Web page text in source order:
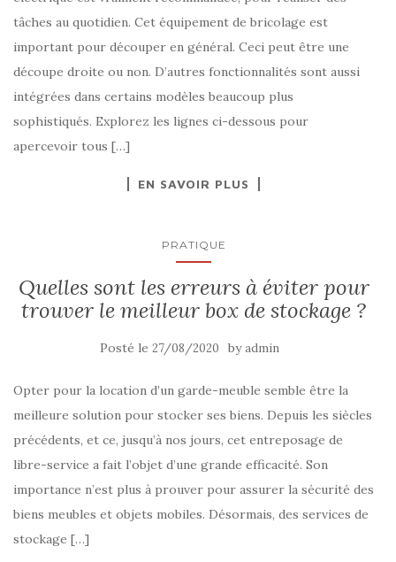
tâches au quotidien. Cet équipement de bricolage est
important pour découper en général. Ceci peut être une
découpe droite ou non. D’autres fonctionnalités sont aussi
intégrées dans certains modèles beaucoup plus
sophistiqués. Explorez les lignes ci-dessous pour
apercevoir tous […]
EN SAVOIR PLUS
PRATIQUE
Quelles sont les erreurs à éviter pour
trouver le meilleur box de stockage ?
Posté le 27/08/2020 byadmin
Opter pour la location d’un garde-meuble semble être la
meilleure solution pour stocker ses biens. Depuis les siècles
précédents, et ce, jusqu’à nos jours, cet entreposage de
libre-service a fait l’objet d’une grande efficacité. Son
importance n’est plus à prouver pour assurer la sécurité des
biens meubles et objets mobiles. Désormais, des services de
stockage […]